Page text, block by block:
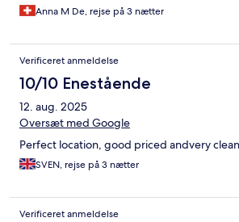
Anna M De, rejse på 3 nætter
Verificeret anmeldelse
10/10 Enestående
12. aug. 2025
Oversæt med Google
Perfect location, good priced andvery clean
SVEN, rejse på 3 nætter
Verificeret anmeldelse